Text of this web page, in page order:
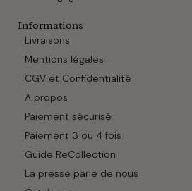
Informations
Livraisons
Mentions légales
CGV et Confidentialité
A propos
Paiement sécurisé
Paiement 3 ou 4 fois
Guide ReCollection
La presse parle de nous